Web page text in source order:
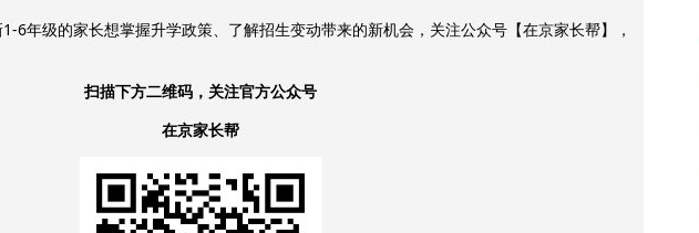
级的家长想掌握升学政策、了解招生变动带来的新机会，关注公众号【在京家长帮】，
扫描下方二维码，关注官方公众号
在京家长帮